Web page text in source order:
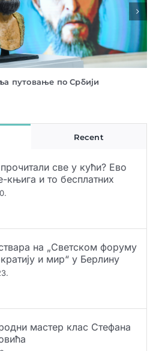
Менторски програм
Recent
све у кући? Ево
књига и то бесплатних
на „Светском форуму
и мир“ у Берлину
мастер клас Стефана